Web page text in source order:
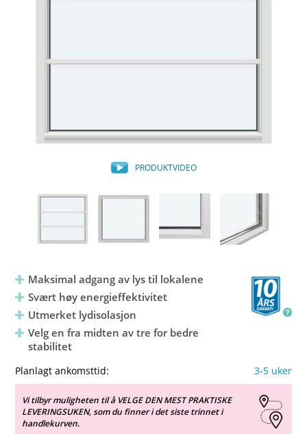
PRODUKTVIDEO
Maksimal adgang av lys til lokalene
Svært høy energieffektivitet
Utmerket lydisolasjon
Velg en fra midten av tre for bedre
stabilitet
Planlagt ankomsttid: 3-5 uker
Vi tilbyr muligheten til å VELGE DEN MEST PRAKTISKE
LEVERINGSUKEN, som du finner i det siste trinnet i
handlekurven.